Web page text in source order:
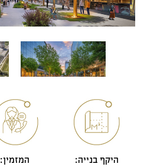
היקף בנייה: המזמין: